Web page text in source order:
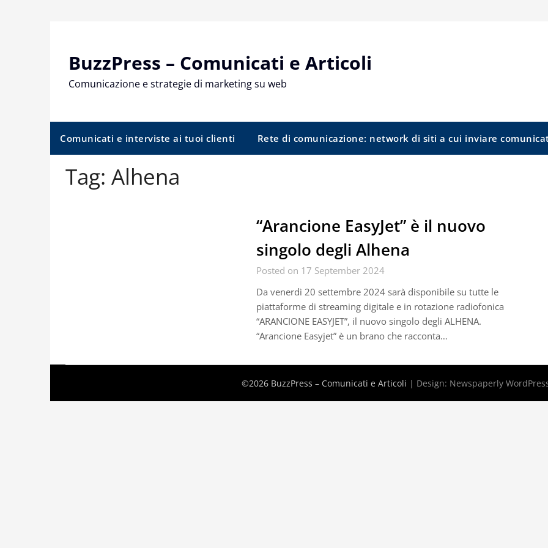
BuzzPress – Comunicati e Articoli
Comunicazione e strategie di marketing su web
Comunicati e interviste ai tuoi clienti Rete di comunicazione: network di siti a cui inviare
Tag: Alhena
“Arancione EasyJet” è il nuovo
singolo degli Alhena
Posted on 17 September 2024
Da venerdì 20 settembre 2024 sarà disponibile su tutte le
piattaforme di streaming digitale e in rotazione radiofonica
“ARANCIONE EASYJET”, il nuovo singolo degli ALHENA.
“Arancione Easyjet” è un brano che racconta…
©2026 BuzzPress – Comunicati e Articoli | Design: Newspaperly